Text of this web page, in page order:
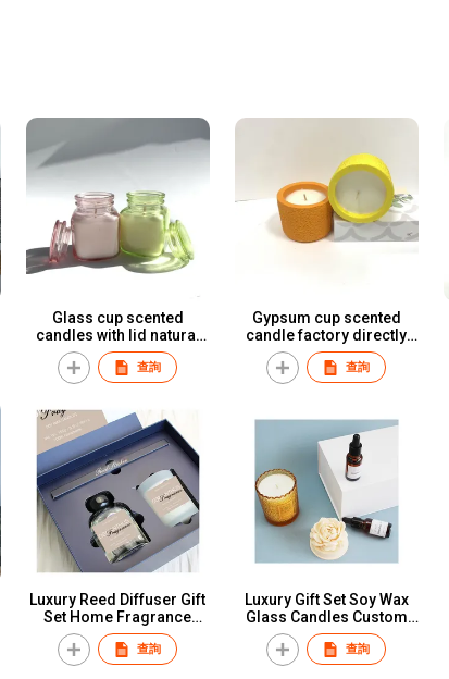
Glass cup scented
candles with lid natural
soy wax customized
scent查詢
Gypsum cup scented
candle factory directly
ODM service
查詢
Luxury Reed Diffuser Gift
Set Home Fragrance
Scented Candle and Reed
Diffuser Gift Set
查詢
Luxury Gift Set Soy Wax
Glass Candles Custom
Gypsum Flower Diffuser
Stone with Essential Oil
查詢